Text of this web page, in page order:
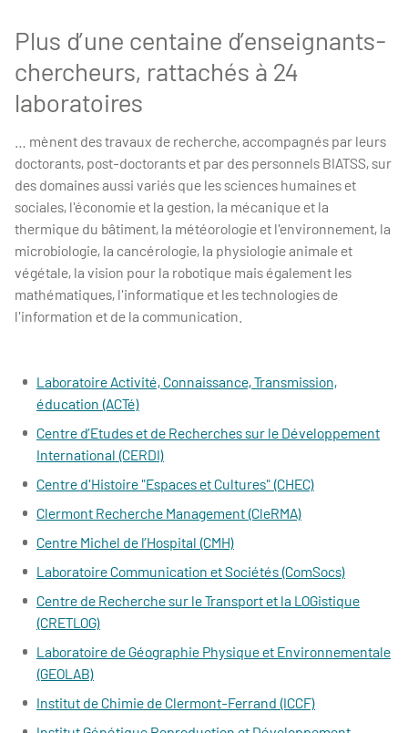
Plus d’une centaine d’enseignants-
chercheurs, rattachés à 24
laboratoires
… mènent des travaux de recherche, accompagnés par leurs
doctorants, post-doctorants et par des personnels BIATSS, sur
des domaines aussi variés que les sciences humaines et
sociales, l'économie et la gestion, la mécanique et la
thermique du bâtiment, la météorologie et l'environnement, la
microbiologie, la cancérologie, la physiologie animale et
végétale, la vision pour la robotique mais également les
mathématiques, l'informatique et les technologies de
l'information et de la communication.
Laboratoire Activité, Connaissance, Transmission,
éducation (ACTé)
Centre d’Etudes et de Recherches sur le Développement
International (CERDI)
Centre d'Histoire "Espaces et Cultures" (CHEC)
Clermont Recherche Management (CleRMA)
Centre Michel de l’Hospital (CMH)
Laboratoire Communication et Sociétés (ComSocs)
Centre de Recherche sur le Transport et la LOGistique
(CRETLOG)
Laboratoire de Géographie Physique et Environnementale
(GEOLAB)
Institut de Chimie de Clermont-Ferrand (ICCF)